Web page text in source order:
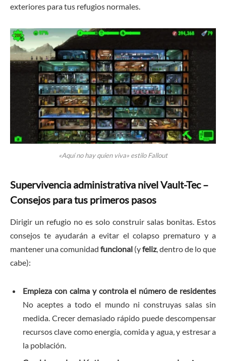
exteriores para tus refugios normales.
«Aquí no hay quien viva» estilo Fallout
Supervivencia administrativa nivel Vault-Tec –
Consejos para tus primeros pasos
Dirigir un refugio no es solo construir salas bonitas. Estos
consejos te ayudarán a evitar el colapso prematuro y a
mantener una comunidad funcional (yfeliz, dentro de lo que
cabe):
Empieza con calma y controla el número de residentes
No aceptes a todo el mundo ni construyas salas sin
medida. Crecer demasiado rápido puede descompensar
recursos clave como energía, comida y agua, y estresar a
la población.